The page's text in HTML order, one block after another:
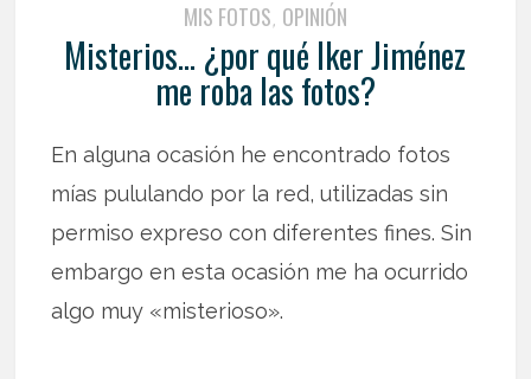
MIS FOTOS, OPINIÓN
Misterios… ¿por qué Iker Jiménez
me roba las fotos?
En alguna ocasión he encontrado fotos
mías pululando por la red, utilizadas sin
permiso expreso con diferentes fines. Sin
embargo en esta ocasión me ha ocurrido
algo muy «misterioso».